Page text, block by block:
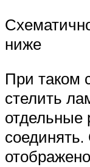
ниже
При таком
стелить
отдельные